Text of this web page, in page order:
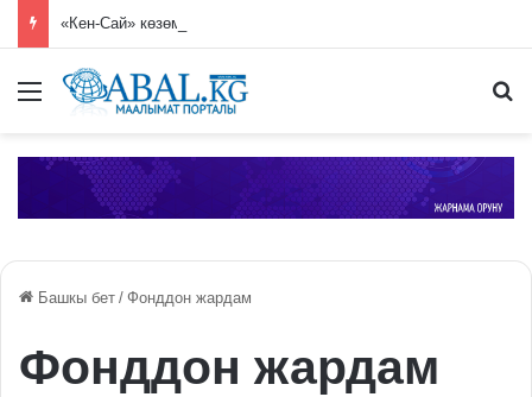
Меню
Башкы бет / Фонддон жардам
Фонддон жардам